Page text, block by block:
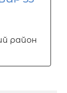
район